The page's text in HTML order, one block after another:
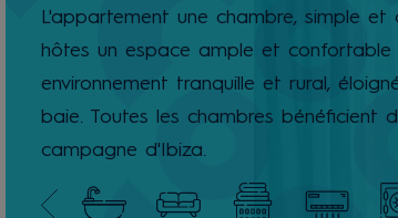
L'appartement une chambre, simple
hôtes un espace ample et confortable
environnement tranquille et rural,
baie. Toutes les chambres bénéficient
campagne d'Ibiza.